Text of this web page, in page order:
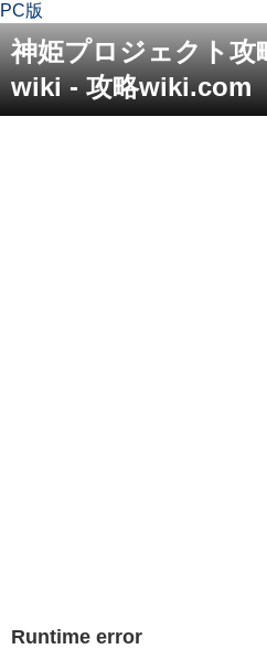
PC版
神姫プロジェクト攻
wiki - 攻略wiki.com
Runtime error